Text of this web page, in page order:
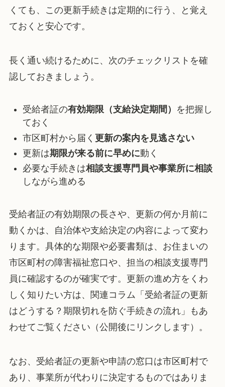
くても、この更新手続きは定期的に行う、と覚え
ておくと安心です。
長く通い続けるために、次のチェックリストを確
認しておきましょう。
受給者証の有効期限（支給決定期間）
を把握し
ておく
市区町村から届く 更新の案内を見逃さない
更新は期限が来る前に早めに動く
必要な手続きは相談支援専門員や事業所に相談
しながら進める
受給者証の有効期限の長さや、更新の何か月前に
動くかは、自治体や支給決定の内容によって変わ
ります。具体的な期限や必要書類は、お住まいの
市区町村の障害福祉窓口や、担当の相談支援専門
員に確認するのが確実です。更新の進め方をくわ
しく知りたい方は、関連コラム「受給者証の更新
はどうする？期限切れを防ぐ手続きの流れ」もあ
わせてご覧ください（公開後にリンクします）。
なお、受給者証の更新や申請の窓口は市区町村で
あり、事業所が代わりに決定するものではありま